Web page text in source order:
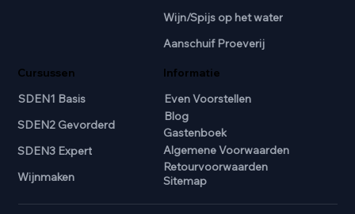
Cursussen
SDEN1 Basis
SDEN2 Gevorderd
SDEN3 Expert
Wijnmaken
Wijn/Spijs op het water
Aanschuif Proeverij
Informatie
Even Voorstellen
Blog
Gastenboek
Algemene Voorwaarden
Retourvoorwaarden
Sitemap